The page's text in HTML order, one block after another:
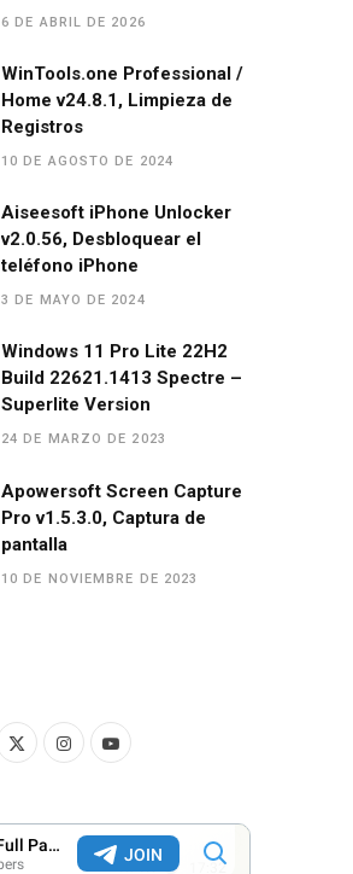
p
p
m
6 DE ABRIL DE 2026
WinTools.one Professional /
Home v24.8.1, Limpieza de
Registros
10 DE AGOSTO DE 2024
Aiseesoft iPhone Unlocker
v2.0.56, Desbloquear el
teléfono iPhone
3 DE MAYO DE 2024
Windows 11 Pro Lite 22H2
Build 22621.1413 Spectre –
Superlite Version
24 DE MARZO DE 2023
Apowersoft Screen Capture
Pro v1.5.3.0, Captura de
pantalla
10 DE NOVIEMBRE DE 2023
T
I
s
Y
u
T